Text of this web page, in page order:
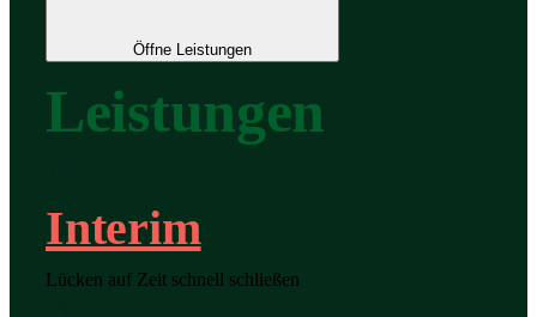
Öffne Leistungen
Leistungen
Interim
Lücken auf Zeit schnell schließen